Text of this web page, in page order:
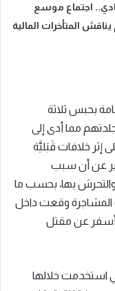
اجتماع موسع
يناقش المتأخرات المالية
بحبس ثلاثة
مما أدى إلى
خلافات قَبَليَّة
عن أن سبب
بها، بحسب ما
المشاجرة وقعت داخل
أسفر عن مقتل
استخدمت خلالها